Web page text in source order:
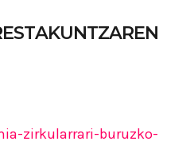
zirkularrari-buruzko-